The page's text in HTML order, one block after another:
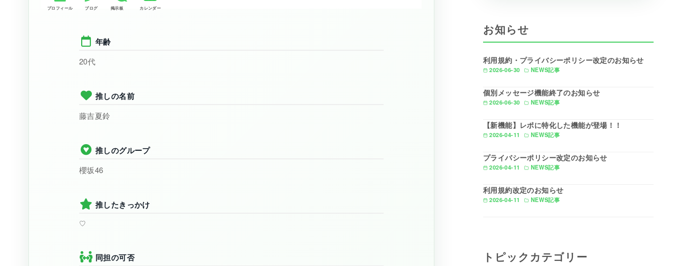
年齢
20代
推しの名前
藤吉夏鈴
推しのグループ
櫻坂46
推したきっかけ
♡
同担の可否
お知らせ
2026-06-30 NEWS記事
利用規約・プライバシーポリシー改定のお知らせ
2026-06-30 NEWS記事
個別メッセージ機能終了のお知らせ
2026-04-11 NEWS記事
【新機能】レポに特化した機能が登場！！
2026-04-11 NEWS記事
プライバシーポリシー改定のお知らせ
2026-04-11 NEWS記事
利用規約改定のお知らせ
トピックカテゴリー